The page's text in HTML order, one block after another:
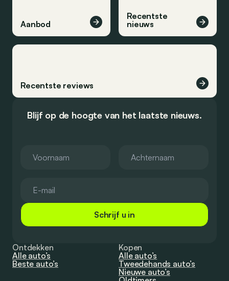
Aanbod
Recentste
nieuws
Recentste reviews
Blijf op de hoogte van het laatste nieuws.
Schrijf u in
Ontdekken
Alle auto’s
Beste auto’s
Kopen
Alle auto’s
Tweedehands auto’s
Nieuwe auto’s